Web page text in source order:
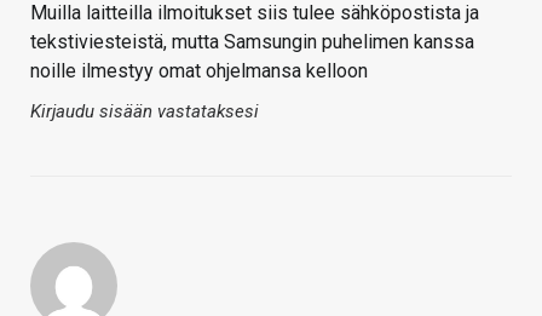
Muilla laitteilla ilmoitukset siis tulee sähköpostista ja
tekstiviesteistä, mutta Samsungin puhelimen kanssa
noille ilmestyy omat ohjelmansa kelloon
Kirjaudu sisään vastataksesi